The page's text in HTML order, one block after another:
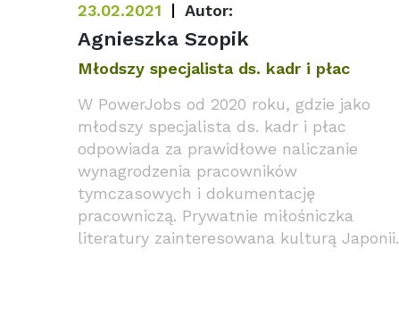
23.02.2021 Autor:
Agnieszka Szopik
Młodszy specjalista ds. kadr i płac
W PowerJobs od 2020 roku, gdzie jako
młodszy specjalista ds. kadr i płac
odpowiada za prawidłowe naliczanie
wynagrodzenia pracowników
tymczasowych i dokumentację
pracowniczą. Prywatnie miłośniczka
literatury zainteresowana kulturą Japonii.